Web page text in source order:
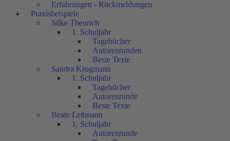
Erfahrungen - Rückmeldungen
Praxisbeispiele
Silke Theurich
1. Schuljahr
Tagebücher
Autorenrunden
Beste Texte
Sandra Krogmann
1. Schuljahr
Tagebücher
Autorenrunde
Beste Texte
Beate Leßmann
1. Schuljahr
Autorenrunde